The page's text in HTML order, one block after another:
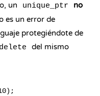
un unique_ptr
no
es un error de
protegiéndote de
delete
del mismo